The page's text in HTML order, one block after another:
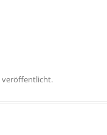
veröffentlicht.